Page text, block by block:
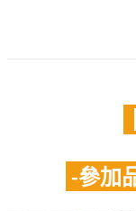
-參加